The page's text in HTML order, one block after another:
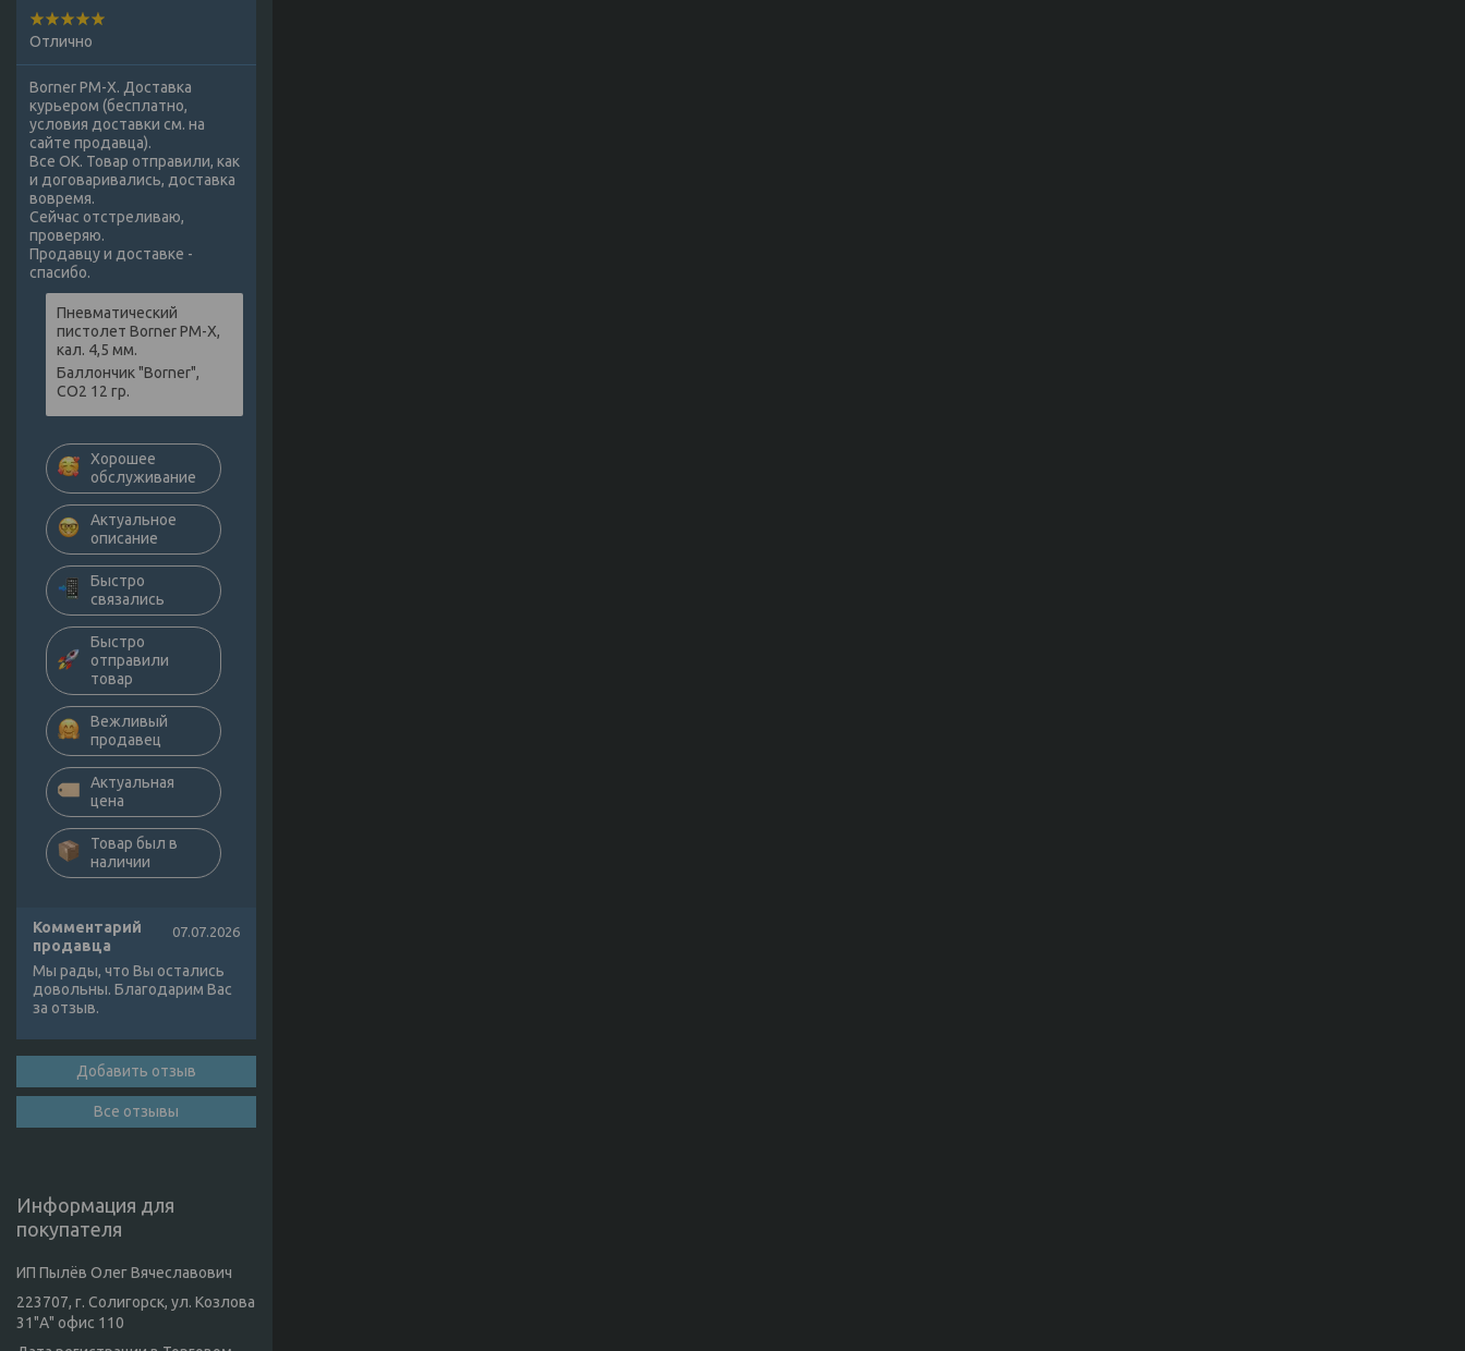
Отлично
Borner PM-X. Доставка
курьером (бесплатно,
условия доставки см. на
сайте продавца).
Все ОК. Товар отправили, как
и договаривались, доставка
вовремя.
Сейчас отстреливаю,
проверяю.
Продавцу и доставке -
спасибо.
Пневматический
пистолет Borner PM-X,
кал. 4,5 мм.
Баллончик "Borner",
СО2 12 гр.
Хорошее
обслуживание
Актуальное
описание
Быстро
связались
Быстро
отправили
товар
Вежливый
продавец
Актуальная
цена
Товар был в
наличии
Комментарий
продавца
07.07.2026
Мы рады, что Вы остались
довольны. Благодарим Вас
за отзыв.
Добавить отзыв
Все отзывы
Информация для
покупателя
ИП Пылёв Олег Вячеславович
223707, г. Солигорск, ул. Козлова
31"А" офис 110